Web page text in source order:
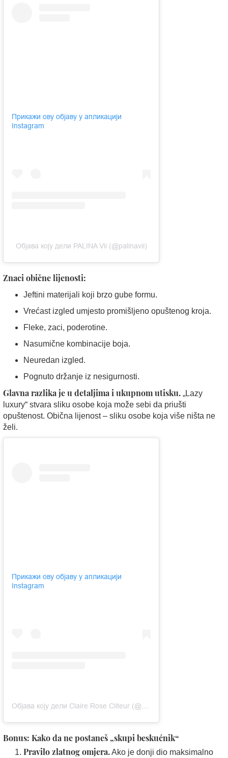
Прикажи ову објаву у апликацији
Instagram
Објава коју дели PALINA Vii (@palinavii)
Znaci obične lijenosti:
Jeftini materijali koji brzo gube formu.
Vrećast izgled umjesto promišljeno opuštenog kroja.
Fleke, zaci, poderotine.
Nasumične kombinacije boja.
Neuredan izgled.
Pognuto držanje iz nesigurnosti.
Glavna razlika je u detaljima i ukupnom utisku. „Lazy
luxury“ stvara sliku osobe koja može sebi da priušti
opuštenost. Obična lijenost – sliku osobe koja više ništa ne
želi.
Прикажи ову објаву у апликацији
Instagram
Bonus: Kako da ne postaneš „skupi beskućnik“
Pravilo zlatnog omjera.Ako je donji dio maksimalno